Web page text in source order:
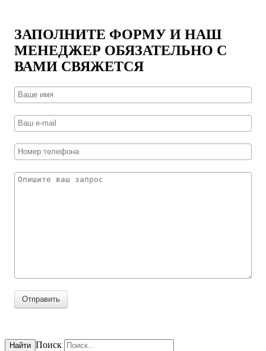
ЗАПОЛНИТЕ ФОРМУ И НАШ
МЕНЕДЖЕР ОБЯЗАТЕЛЬНО С
ВАМИ СВЯЖЕТСЯ
Отправить
Найти Поиск